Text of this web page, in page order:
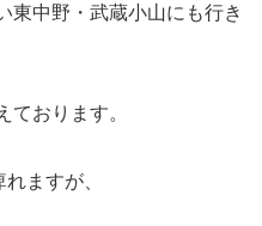
東中野・武蔵小山にも行き
ております。
ますが、